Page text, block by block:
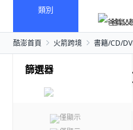
類別
爸氣
酷澎首頁 火箭跨境 書籍/CD/
篩選器
僅顯示